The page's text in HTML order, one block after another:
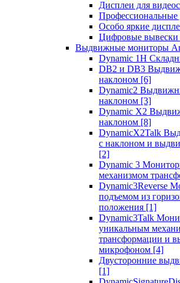
Дисплеи для
Профессиональные
Особо яркие
Цифровые вывески
Выдвижные мониторы
Dynamic 1Н
DB2 и DB3
наклоном [6]
Dynamic2
наклоном [3]
Dynamic X2
наклоном [8]
DynamicX2Talk
с наклоном и
[2]
Dynamic 3
механизмом
Dynamic3Reverse
подъемом из
положения [1]
Dynamic3Talk
уникальным
трансформации и
микрофоном [4]
Двусторонние
[1]